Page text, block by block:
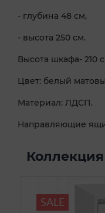
- глубина 48 см,
- высота 250 см.
Высота шкафа- 210
Цвет: белый
Материал: ЛДСП.
Направляющие
Коллекция
SALE